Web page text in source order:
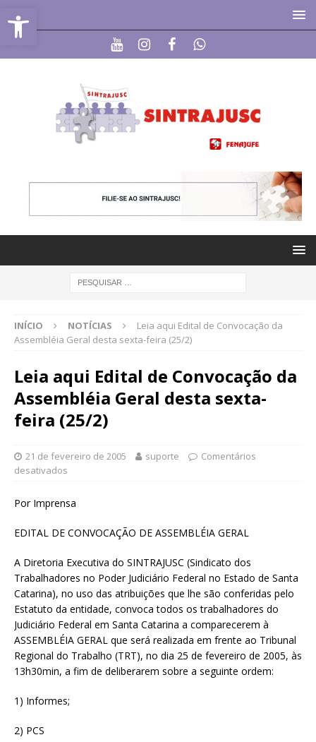
Abrir a barra de ferramentas
INÍCIO NOTÍCIAS
Leia aqui Edital de Convocação da
Assembléia Geral desta sexta-feira (25/2)
Leia aqui Edital de Convocação da
Assembléia Geral desta sexta-
feira (25/2)
21 de fevereiro de 2005 suporte
Comentários
desativados
Por Imprensa
EDITAL DE CONVOCAÇÃO DE ASSEMBLÉIA GERAL
A Diretoria Executiva do SINTRAJUSC (Sindicato dos
Trabalhadores no Poder Judiciário Federal no Estado de Santa
Catarina), no uso das atribuições que lhe são conferidas pelo
Estatuto da entidade, convoca todos os trabalhadores do
Judiciário Federal em Santa Catarina a comparecerem à
ASSEMBLÉIA GERAL que será realizada em frente ao Tribunal
Regional do Trabalho (TRT), no dia 25 de fevereiro de 2005, às
13h30min, a fim de deliberarem sobre a seguinte ordem:
1) Informes;
2) PCS